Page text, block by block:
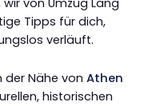
Tipps für dich,
verläuft.
der Nähe von Athen
historischen